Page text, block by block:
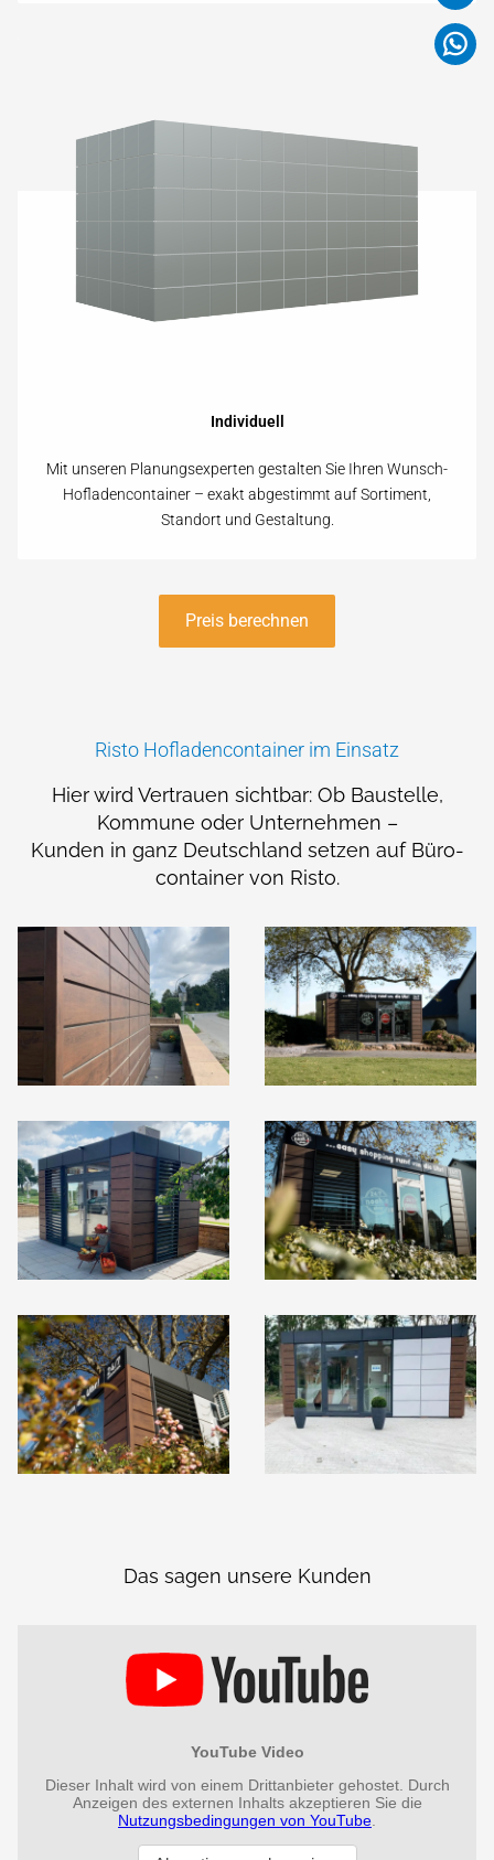
Individuell
Mit unseren Planungs­experten gestalten Sie Ihren Wunsch-
Hofladencontainer – exakt abgestimmt auf Sortiment,
Standort und Gestaltung.
Preis berechnen
Risto Hofladencontainer im Einsatz
Hier wird Vertrauen sichtbar: Ob Bau­stelle,
Kommune oder Unter­nehmen –
Kunden in ganz Deutsch­land setzen auf Büro­
container von Risto.
Das sagen unsere Kunden